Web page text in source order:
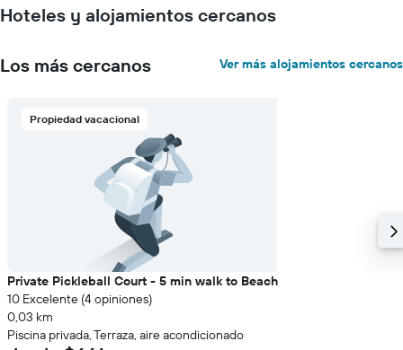
el
de
Hoteles y alojamientos cercanos
Los más cercanos Ver más alojamientos cercanos
Propiedad vacacional
Private Pickleball Court - 5 min walk to Beach
10 Excelente (4 opiniones)
0,03 km
Piscina privada, Terraza, aire acondicionado